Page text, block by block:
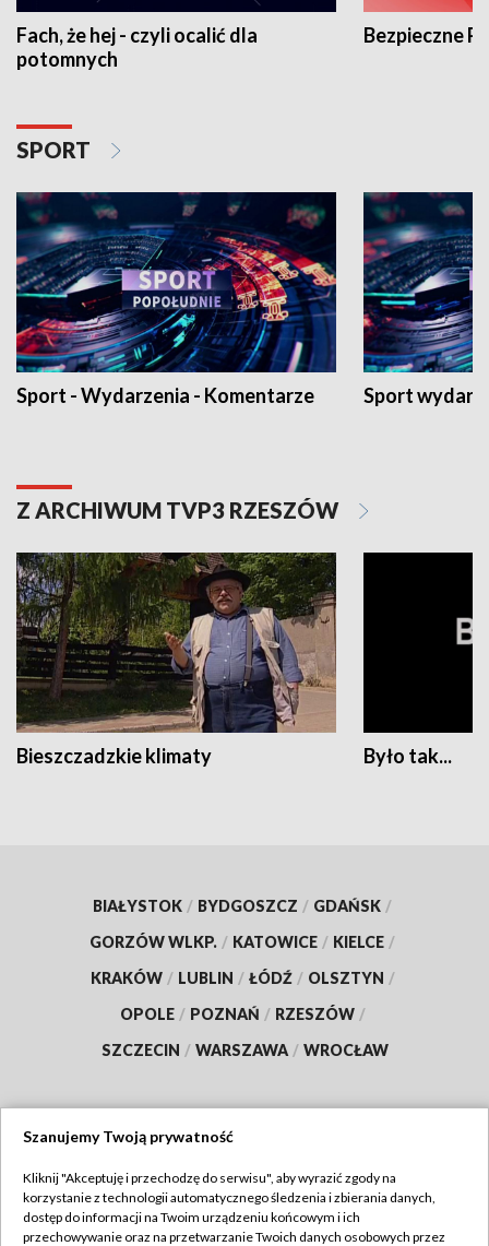
Fach, że hej - czyli ocalić dla
potomnych
Bezpieczne
SPORT
Sport - Wydarzenia - Komentarze Sport
Z ARCHIWUM TVP3 RZESZÓW
Bieszczadzkie klimaty Było tak...
BIAŁYSTOK / BYDGOSZCZ / GDAŃSK /
GORZÓW WLKP. / KATOWICE / KIELCE /
KRAKÓW / LUBLIN / ŁÓDŹ / OLSZTYN /
OPOLE / POZNAŃ / RZESZÓW /
SZCZECIN / WARSZAWA / WROCŁAW
TVP
Abonament TVP
Szanujemy Twoją prywatność
Kliknij "Akceptuję i przechodzę do serwisu", aby wyrazić zgody na
korzystanie z technologii automatycznego śledzenia i zbierania danych,
dostęp do informacji na Twoim urządzeniu końcowym i ich
przechowywanie oraz na przetwarzanie Twoich danych osobowych przez